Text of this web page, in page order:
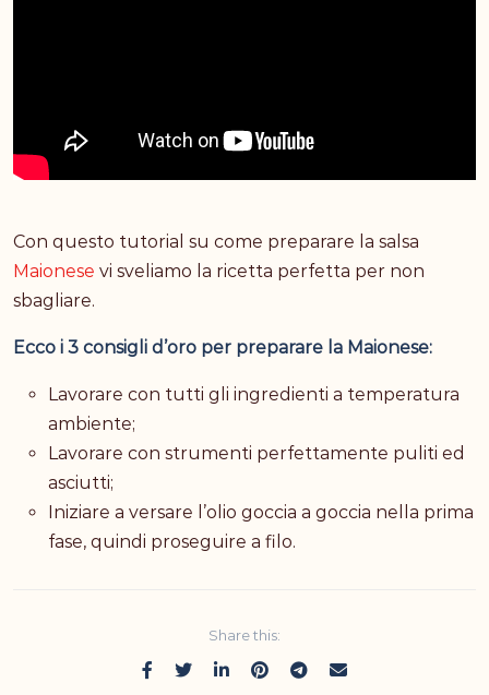
Con questo tutorial su come preparare la salsa
Maionese vi sveliamo la ricetta perfetta per non
sbagliare.
Ecco i 3 consigli d’oro per preparare la Maionese:
Lavorare con tutti gli ingredienti a temperatura
ambiente;
Lavorare con strumenti perfettamente puliti ed
asciutti;
Iniziare a versare l’olio goccia a goccia nella prima
fase, quindi proseguire a filo.
Share this: